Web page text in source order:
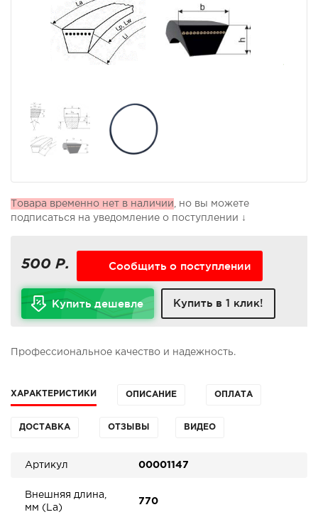
Товара временно нет в наличии , но вы можете
подписаться на уведомление о поступлении ↓
500 Р. Сообщить о поступлении
Купить дешевле Купить в 1 клик!
Профессиональное качество и надежность.
ХАРАКТЕРИСТИКИ ОПИСАНИЕ ОПЛАТА
ДОСТАВКА ОТЗЫВЫ ВИДЕО
Артикул 00001147
Внешняя длина,
мм (La)
770